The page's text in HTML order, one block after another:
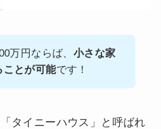
万円ならば、 小さな家
ことが可能です！
タイニーハウス」と呼ばれ